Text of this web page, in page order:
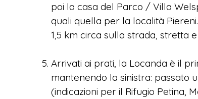
poi la casa del Parco / Villa
quali quella per la località
1,5 km circa sulla strada, stretta
Arrivati ai prati, la Locanda è il
mantenendo la sinistra: passato
(indicazioni per il Rifugio Petina,